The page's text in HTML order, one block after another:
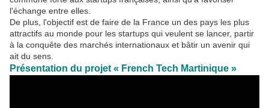
l'échange entre elles.
De plus, l'objectif est de faire de la France un des pays les plus
attractifs au monde pour les startups qui veulent se lancer, partir
à la conquête des marchés internationaux et bâtir un avenir qui
ait du sens.
Présentation du projet « French Tech Martinique »